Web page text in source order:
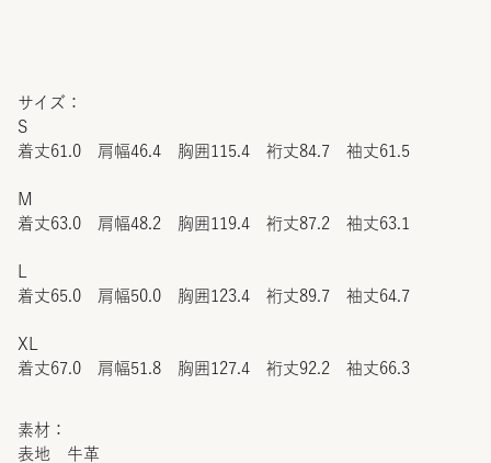
サイズ：
S
着丈61.0 肩幅46.4 胸囲115.4 裄丈84.7 袖丈61.5
M
着丈63.0 肩幅48.2 胸囲119.4 裄丈87.2 袖丈63.1
着丈65.0 肩幅50.0 胸囲123.4 裄丈89.7 袖丈64.7
XL
着丈67.0 肩幅51.8 胸囲127.4 裄丈92.2 袖丈66.3
素材：
表地 牛革